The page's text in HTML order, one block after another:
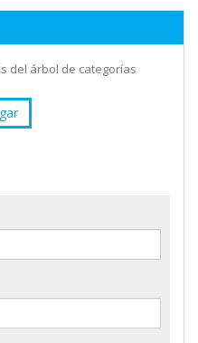
del árbol de categorías